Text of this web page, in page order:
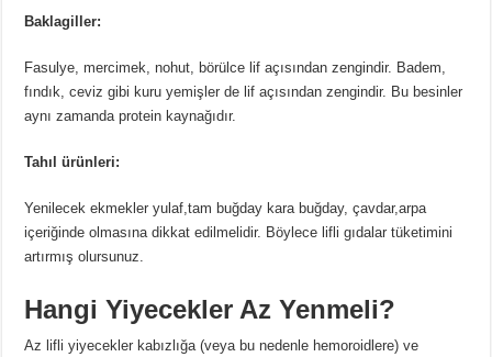
Baklagiller:
Fasulye, mercimek, nohut, börülce lif açısından zengindir. Badem,
fındık, ceviz gibi kuru yemişler de lif açısından zengindir. Bu besinler
aynı zamanda protein kaynağıdır.
Tahıl ürünleri:
Yenilecek ekmekler yulaf,tam buğday kara buğday, çavdar,arpa
içeriğinde olmasına dikkat edilmelidir. Böylece lifli gıdalar tüketimini
artırmış olursunuz.
Hangi Yiyecekler Az Yenmeli?
Az lifli yiyecekler kabızlığa (veya bu nedenle hemoroidlere) ve